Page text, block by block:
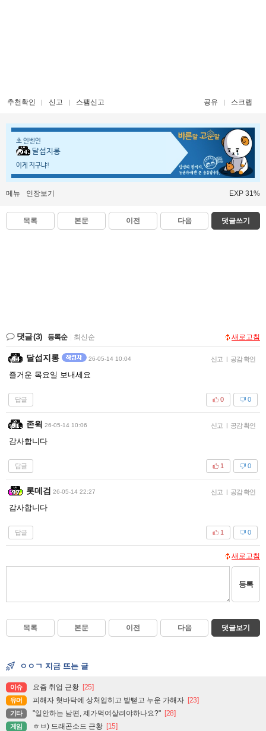
추천확인 신고 스팸신고 공유 스크랩
초 인벤인
달섭지롱
이게 지구냐!
메뉴 인장보기 EXP 31%
목록 본문 이전 다음 댓글쓰기
댓글(3) 등록순 최신순 새로고침
달섭지롱 26-05-14 10:04 신고 | 공감 확인
즐거운 목요일 보내세요
답글 0
0
존윅 26-05-14 10:06 신고 | 공감 확인
감사합니다
답글 0
1
롯데검 26-05-14 22:27 신고 | 공감 확인
감사합니다
답글 0
1
새로고침
등록
목록 본문 이전 다음 댓글보기
ㅇㅇㄱ 지금 뜨는 글
이슈 요즘 취업 근황 [25]
유머 피해자 혓바닥에 상처입히고 발뻗고 누운 가해자 [23]
기타 "일안하는 남편, 제가먹여살려야하나요?" [28]
게임 ㅎㅂ) 드래곤소드 근황 [15]